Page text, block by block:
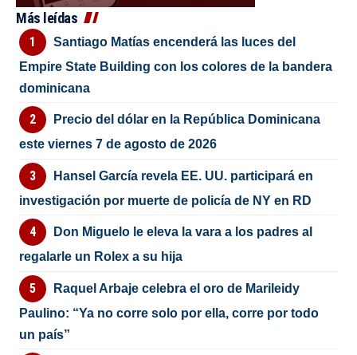
Más leídas
Santiago Matías encenderá las luces del
Empire State Building con los colores de la bandera
dominicana
Precio del dólar en la República Dominicana
este viernes 7 de agosto de 2026
Hansel García revela EE. UU. participará en
investigación por muerte de policía de NY en RD
Don Miguelo le eleva la vara a los padres al
regalarle un Rolex a su hija
Raquel Arbaje celebra el oro de Marileidy
Paulino: “Ya no corre solo por ella, corre por todo
un país”